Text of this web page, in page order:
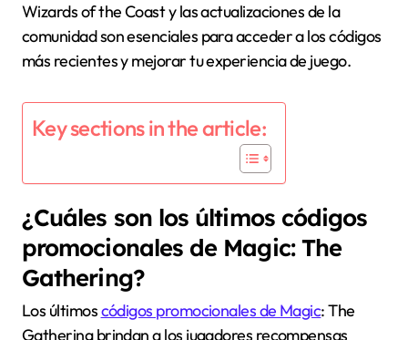
Wizards of the Coast y las actualizaciones de la
comunidad son esenciales para acceder a los códigos
más recientes y mejorar tu experiencia de juego.
Key sections in the article:
¿Cuáles son los últimos códigos
promocionales de Magic: The
Gathering?
Los últimoscódigos promocionales de Magic: The
Gathering brindan a los jugadores recompensas